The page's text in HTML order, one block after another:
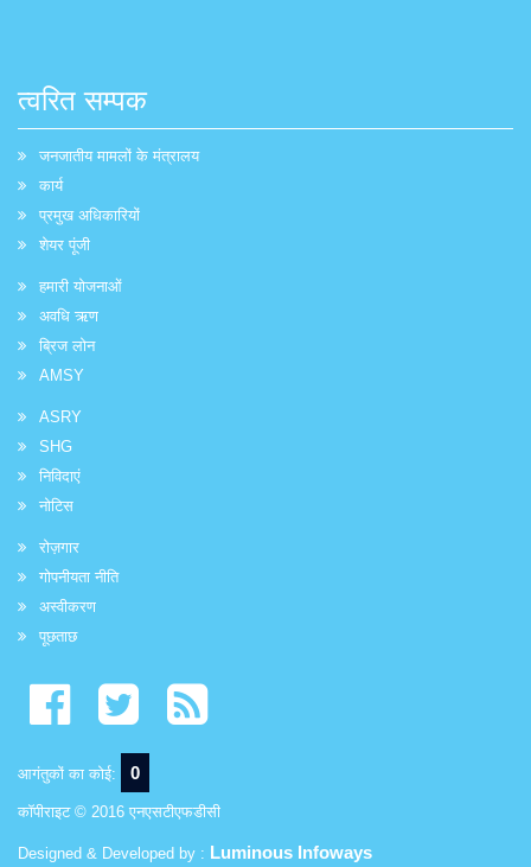
त्वरित सम्पक
जनजातीय मामलों के मंत्रालय
कार्य
प्रमुख अधिकारियों
शेयर पूंजी
हमारी योजनाओं
अवधि ऋण
ब्रिज लोन
AMSY
ASRY
SHG
निविदाएं
नोटिस
रोज़गार
गोपनीयता नीति
अस्वीकरण
पूछताछ
आगंतुकों का कोई: 0
कॉपीराइट © 2016 एनएसटीएफडीसी
Designed & Developed by : Luminous Infoways